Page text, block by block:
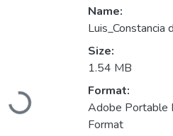
Loading...
Name:
Luis_Constancia
Size:
1.54 MB
Format:
Adobe Portable
Format